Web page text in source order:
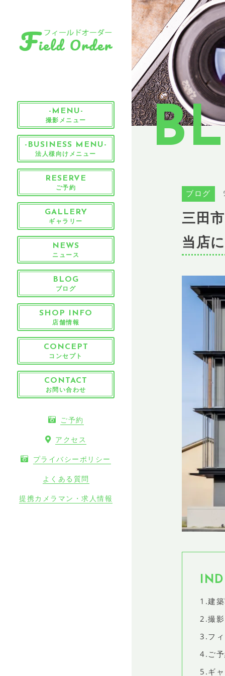
-MENU-
撮影メニュー
-BUSINESS MENU-
法人様向けメニュー
RESERVE
ご予約
GALLERY
ギャラリー
NEWS
ニュース
BLOG
ブログ
SHOP INFO
店舗情報
CONCEPT
コンセプト
CONTACT
お問い合わせ
ご予約
アクセス
プライバシーポリシー
よくある質問
提携カメラマン・求人情報
ブログ
三田
当店
1.建
2.撮
3.フ
4.ご
5.ギ